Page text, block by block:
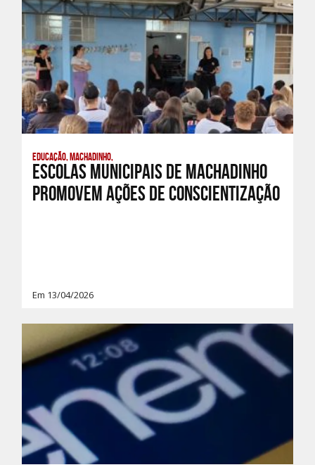
Educação, Machadinho,
Escolas municipais de Machadinho
promovem ações de conscientização
Em 13/04/2026